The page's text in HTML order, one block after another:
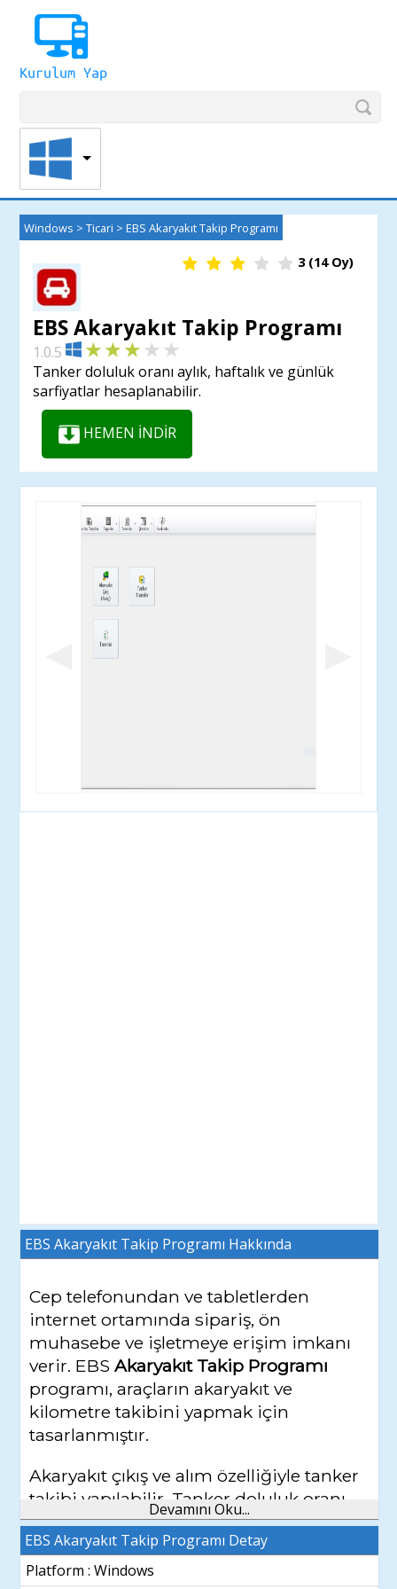
Windows >Ticari >EBS Akaryakıt Takip Programı
3(14Oy)
EBS Akaryakıt Takip Programı
1.0.5
Tanker doluluk oranı aylık, haftalık ve günlük
sarfiyatlar hesaplanabilir.
HEMEN İNDİR
EBS Akaryakıt Takip Programı Hakkında
Cep telefonundan ve tabletlerden
internet ortamında sipariş, ön
muhasebe ve işletmeye erişim imkanı
verir. EBSAkaryakıt Takip Programı
programı, araçların akaryakıt ve
kilometre takibini yapmak için
tasarlanmıştır.
Akaryakıt çıkış ve alım özelliğiyle tanker
takibi yapılabilir. Tanker doluluk oranı
izlenebilir. Araç tanımlamak suretiyle
günlük alınan yakıtlar ve araçların
kilometrelerine göre aylık, haftalık ve
Devamını Oku...
EBS Akaryakıt Takip Programı Detay
Platform : Windows